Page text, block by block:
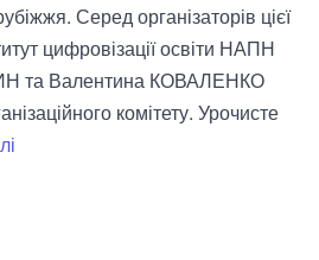
Серед організаторів цієї
цифровізації освіти НАПН
та Валентина КОВАЛЕНКО
комітету. Урочисте